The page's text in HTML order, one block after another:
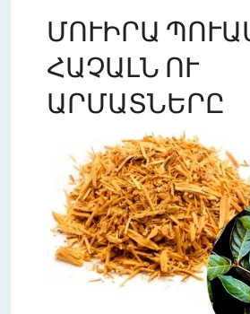
ՄՈՒԻՐԱ
ՀԱՉԱԼՆ ՈՒ
ԱՐՄԱՏՆԵՐԸ